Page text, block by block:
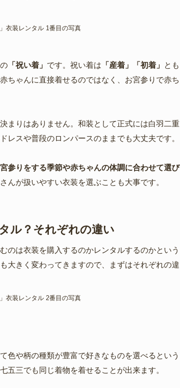
「祝い着」 です。祝い着は 「産着」「初着」 とも
ちゃんに直接着せるのではなく、お宮参りで赤ち
まりはありません。和装として正式には白羽二重
レスや普段のロンパースのままでも大丈夫です。
参りをする季節や赤ちゃんの体調に合わせて選び
んが扱いやすい衣装を選ぶことも大事です。
ル？それぞれの違い
のは衣装を購入するのかレンタルするのかという
大きく変わってきますので、まずはそれぞれの違
色や柄の種類が豊富で好きなものを選べるという
五三でも同じ着物を着せることが出来ます。